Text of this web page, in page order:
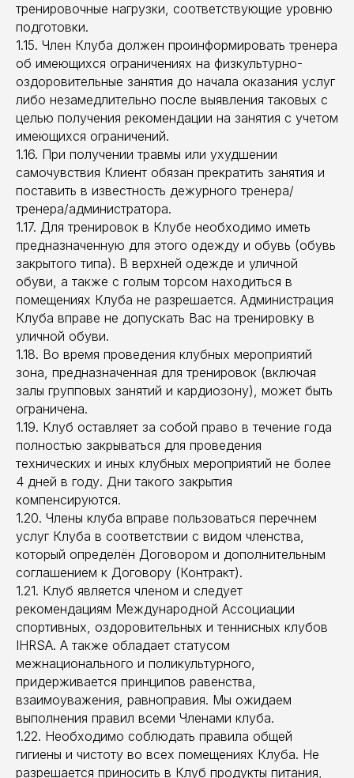
тренировочные нагрузки, соответствующие уровню
подготовки.
1.15. Член Клуба должен проинформировать тренера
об имеющихся ограничениях на физкультурно-
оздоровительные занятия до начала оказания услуг
либо незамедлительно после выявления таковых с
целью получения рекомендации на занятия с учетом
имеющихся ограничений.
1.16. При получении травмы или ухудшении
самочувствия Клиент обязан прекратить занятия и
поставить в известность дежурного тренера/
тренера/администратора.
1.17. Для тренировок в Клубе необходимо иметь
предназначенную для этого одежду и обувь (обувь
закрытого типа). В верхней одежде и уличной
обуви, а также с голым торсом находиться в
помещениях Клуба не разрешается. Администрация
Клуба вправе не допускать Вас на тренировку в
уличной обуви.
1.18. Во время проведения клубных мероприятий
зона, предназначенная для тренировок (включая
залы групповых занятий и кардиозону), может быть
ограничена.
1.19. Клуб оставляет за собой право в течение года
полностью закрываться для проведения
технических и иных клубных мероприятий не более
4 дней в году. Дни такого закрытия
компенсируются.
1.20. Члены клуба вправе пользоваться перечнем
услуг Клуба в соответствии с видом членства,
который определён Договором и дополнительным
соглашением к Договору (Контракт).
1.21. Клуб является членом и следует
рекомендациям Международной Ассоциации
спортивных, оздоровительных и теннисных клубов
IHRSA. А также обладает статусом
межнационального и поликультурного,
придерживается принципов равенства,
взаимоуважения, равноправия. Мы ожидаем
выполнения правил всеми Членами клуба.
1.22. Необходимо соблюдать правила общей
гигиены и чистоту во всех помещениях Клуба. Не
разрешается приносить в Клуб продукты питания,